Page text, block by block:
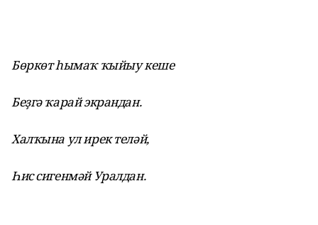
Бөркөт һымаҡ ҡыйыу кеше
Беҙгә ҡарай экрандан.
Халҡына ул ирек теләй,
Һис сигенмәй Уралдан.